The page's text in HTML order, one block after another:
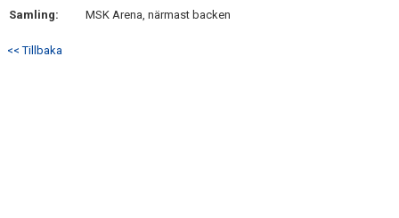
DOKUMENT
KONTAKT
Samling:
MSK Arena, närmast backen
<< Tillbaka